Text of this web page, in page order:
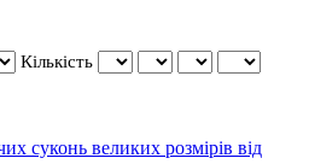
Кількість